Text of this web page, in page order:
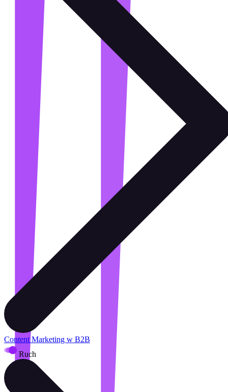
Content Marketing w B2B
Ruch